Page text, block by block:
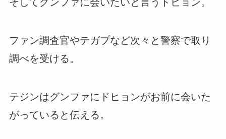
ファン調査官やテガプなど次々と警察で取り
調べを受ける。
テジンはグンファにドヒョンがお前に会いた
がっていると伝える。